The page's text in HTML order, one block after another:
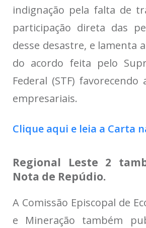
indignação pela falta de
participação direta das
desse desastre, e lamenta
do acordo feita pelo
Federal (STF) favorecendo
empresariais.
Clique aqui e leia a Carta
Regional Leste 2
Nota de Repúdio.
A Comissão Episcopal de
e Mineração também